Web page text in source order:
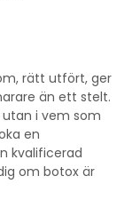
rätt utfört, ger
än ett stelt.
utan i vem som
en
kvalificerad
om botox är